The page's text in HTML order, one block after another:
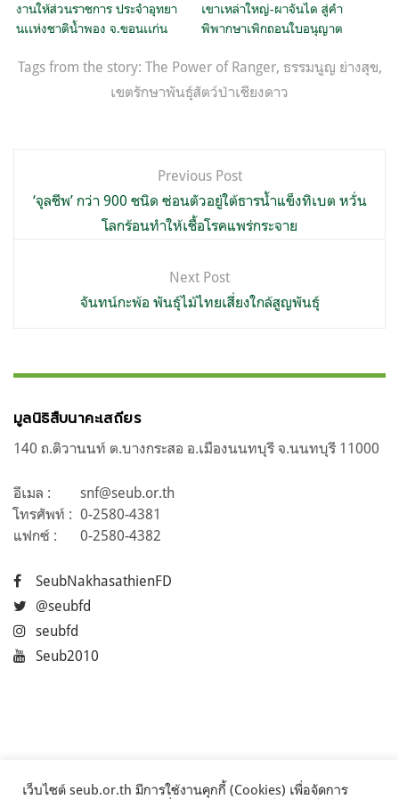
งานให้ส่วนราชการ ประจำอุทยา
นเเห่งชาติน้ำพอง จ.ขอนเเก่น
เขาเหล่าใหญ่-ผาจันได สู่คำ
พิพากษาเพิกถอนใบอนุญาต
Tags from the story: The Power of Ranger, ธรรมนูญ ย่างสุข,
เขตรักษาพันธุ์สัตว์ป่าเชียงดาว
เรื่อง
Previous Post
‘จุลชีพ’ กว่า 900 ชนิด ซ่อนตัวอยู่ใต้ธารน้ำแข็งทิเบต หวั่น
โลกร้อนทำให้เชื้อโรคแพร่กระจาย
Next Post
จันทน์กะพ้อ พันธุ์ไม้ไทยเสี่ยงใกล้สูญพันธุ์
มูลนิธิสืบนาคะเสถียร
140 ถ.ติวานนท์ ต.บางกระสอ อ.เมืองนนทบุรี จ.นนทบุรี 11000
อีเมล :
snf@seub.or.th
โทรศัพท์ : 0-2580-4381
แฟกซ์ :
0-2580-4382
SeubNakhasathienFD
@seubfd
seubfd
Seub2010
เว็บไซต์ seub.or.th มีการใช้งานคุกกี้ (Cookies) เพื่อจัดการ